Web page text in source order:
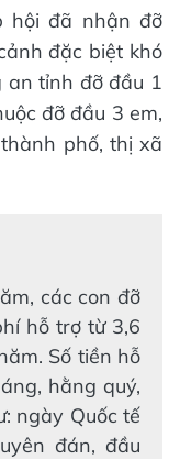
hội đã nhận đỡ
đặc biệt khó
an tỉnh đỡ đầu 1
đỡ đầu 3 em,
phố, thị xã
các con đỡ
hỗ trợ từ 3,6
Số tiền hỗ
hằng quý,
ngày Quốc tế
đán, đầu